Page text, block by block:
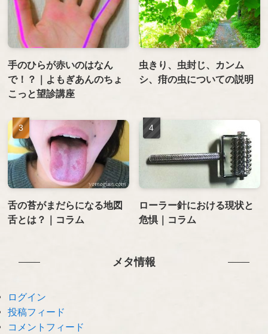
手のひらが赤いのはなん
で！？｜よもぎあんのちょ
こっと望診講座
虫きり、虫封じ、カンム
シ、疳の虫についての説明
舌の苔がまだらになる地図
舌とは？｜コラム
ローラー針における現状と
危惧｜コラム
メタ情報
ログイン
投稿フィード
コメントフィード